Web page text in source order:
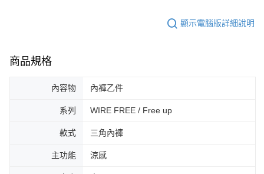
顯示電腦版詳細說明
商品規格
內容物 內褲乙件
系列 WIRE FREE / Free up
款式 三角內褲
主功能 涼感